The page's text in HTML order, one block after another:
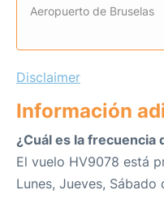
Aeropuerto de Bruselas
Disclaimer
Información
¿Cuál es la frecuencia
El vuelo HV9078 está
Lunes, Jueves, Sábado